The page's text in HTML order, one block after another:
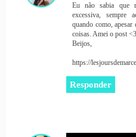
Eu não sabia que
excessiva, sempre
quando como, apesar
coisas. Amei o post <3
Beijos,
https://
Responder